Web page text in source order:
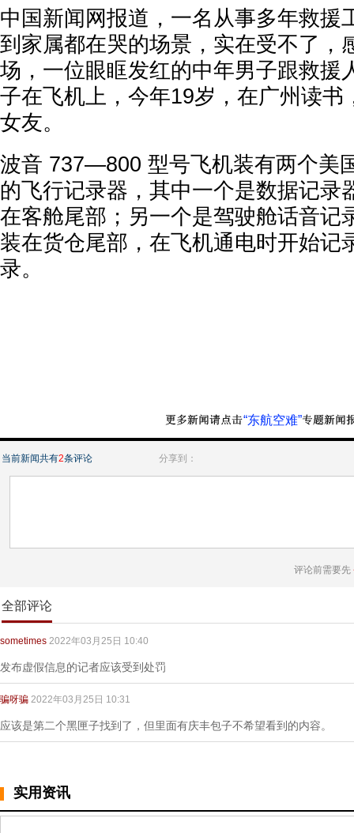
中国新闻网报道，一名从事多年救援
到家属都在哭的场景，实在受不了，
场，一位眼眶发红的中年男子跟救援
子在飞机上，今年19岁，在广州读书
女友。
波音 737—800 型号飞机装有两个美
的飞行记录器，其中一个是数据记录
在客舱尾部；另一个是驾驶舱话音记
装在货仓尾部，在飞机通电时开始记
录。
“东航空难”
当前新闻共有2条评论 分享到：
评论前需要先
全部评论
sometimes 2022年03月25日 10:40
发布虚假信息的记者应该受到处罚
骗呀骗 2022年03月25日 10:31
应该是第二个黑匣子找到了，但里面有庆丰包子不希望看到的内容。
实用资讯